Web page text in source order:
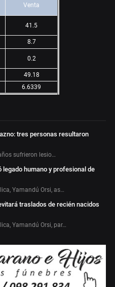
Venta
41.5
8.7
0.2
49.18
6.6339
tres personas resultaron
sufrieron lesio…
legado humano y profesional de
Yamandú Orsi, as…
traslados de recién nacidos
Yamandú Orsi, par…